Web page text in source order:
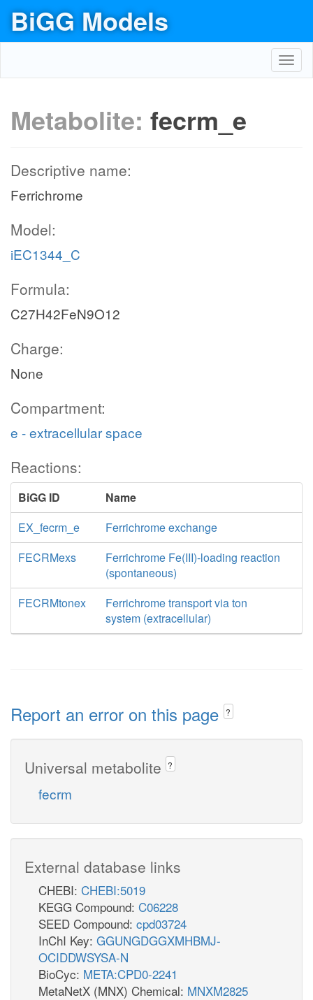
BiGG Models
Metabolite: fecrm_e
Descriptive name:
Ferrichrome
Model:
iEC1344_C
Formula:
C27H42FeN9O12
Charge:
None
Compartment:
e - extracellular space
Reactions:
BiGG ID
Name
EX_fecrm_e
Ferrichrome exchange
FECRMexs
Ferrichrome Fe(III)-loading reaction
(spontaneous)
FECRMtonex
Ferrichrome transport via ton
system (extracellular)
Report an error on this page ?
Universal metabolite ?
fecrm
External database links
CHEBI: CHEBI:5019
KEGG Compound: C06228
SEED Compound: cpd03724
InChI Key: GGUNGDGGXMHBMJ-
OCIDDWSYSA-N
BioCyc: META:CPD0-2241
MetaNetX (MNX) Chemical: MNXM2825